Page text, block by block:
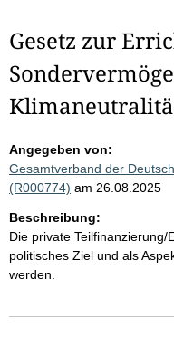
Gesetz zur
Angegeben von:
Gesamtverband der
(R000774) am 26.08.2025
Beschreibung:
Die private
politisches Ziel und als
werden.